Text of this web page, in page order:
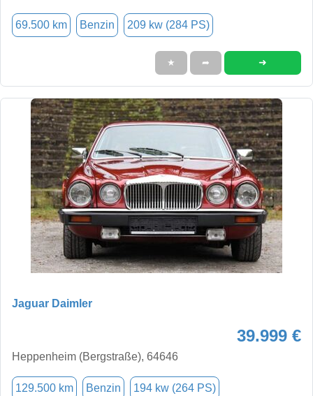
69.500 km Benzin 209 kw (284 PS)
★ ➦ ➜
Jaguar Daimler
39.999 €
Heppenheim (Bergstraße), 64646
129.500 km Benzin 194 kw (264 PS)